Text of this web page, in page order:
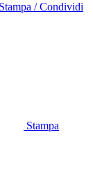
Stampa / Condividi
Stampa